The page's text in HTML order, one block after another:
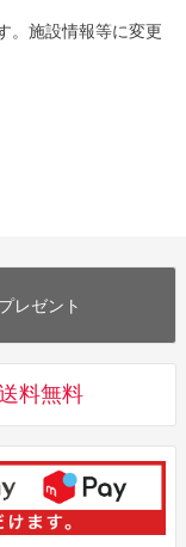
。施設情報等に変更
レゼント
料無料